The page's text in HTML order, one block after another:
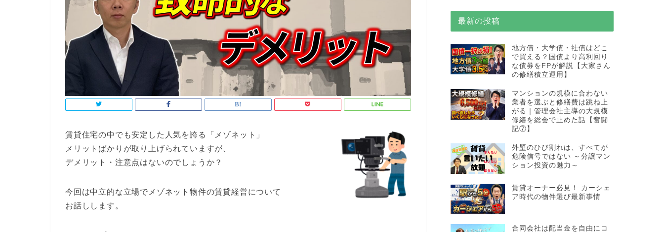
賃貸住宅の中でも安定した人気を誇る「メゾネット」
メリットばかりが取り上げられていますが、
デメリット・注意点はないのでしょうか？
今回は中立的な立場でメゾネット物件の賃貸経営について
お話しします。
最新の投稿
地方債・大学債・社債はどこ
で買える？国債より高利回り
な債券をFPが解説【大家さん
の修繕積立運用】
マンションの規模に合わない
業者を選ぶと修繕費は跳ね上
がる｜管理会社主導の大規模
修繕を総会で止めた話【奮闘
記⑦】
外壁のひび割れは、すべてが
危険信号ではない ～分譲マン
ション投資の魅力～
賃貸オーナー必見！ カーシェ
ア時代の物件選び最新事情
合同会社は配当金を自由にコ